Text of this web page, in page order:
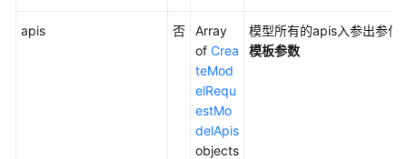
apis 否
Array
of Crea
teMod
elRequ
estMo
delApis
objects
模型所有的apis入参出参信
模板参数